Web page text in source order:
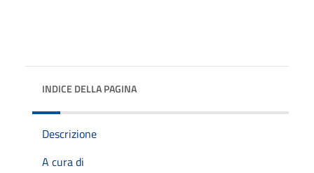
INDICE DELLA PAGINA
Descrizione
A cura di